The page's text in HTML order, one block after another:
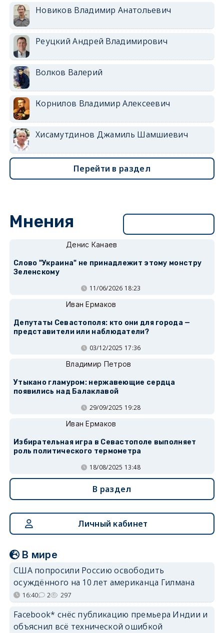
Новиков Владимир Анатольевич
Реуцкий Андрей Владимирович
Волков Валерий
Корнилов Владимир Алексеевич
Хисамутдинов Джамиль Шамшиевич
Перейти в раздел
Мнения
Денис Канаев
Слово "Украина" не принадлежит этому монстру
Зеленскому
11/06/2026 18:23
Иван Ермаков
Депутаты Севастополя: кто они для города —
представители или наблюдатели?
03/12/2025 17:36
Владимир Петров
Утыкано гламуром: нержавеющие сердца
появились над Балаклавой
29/09/2025 19:28
Иван Ермаков
Избирательная игра в Севастополе выполняет
роль политического термометра
18/08/2025 13:48
В раздел
Личный кабинет
В мире
США попросили Россию освободить
осуждённого на 10 лет американца Гилмана
16:40 2 297
Facebook* снёс публикацию премьера Индии и
объяснил всё технической ошибкой